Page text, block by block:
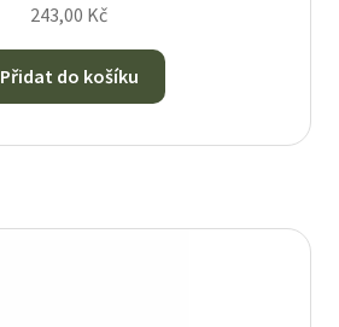
243,00 Kč
Přidat do košíku